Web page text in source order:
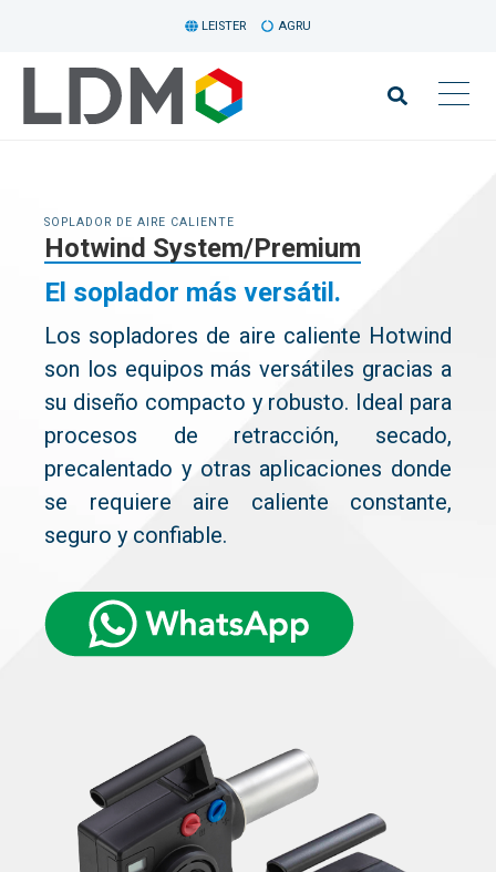
LEISTER AGRU
SOPLADOR DE AIRE CALIENTE
Hotwind System/Premium
El soplador más versátil.
Los sopladores de aire caliente Hotwind
son los equipos más versátiles gracias a
su diseño compacto y robusto. Ideal para
procesos de retracción, secado,
precalentado y otras aplicaciones donde
se requiere aire caliente constante,
seguro y confiable.